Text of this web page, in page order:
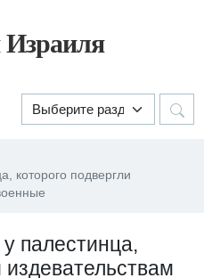
Израиля
которого подвергли
палестинца,
издевательствам